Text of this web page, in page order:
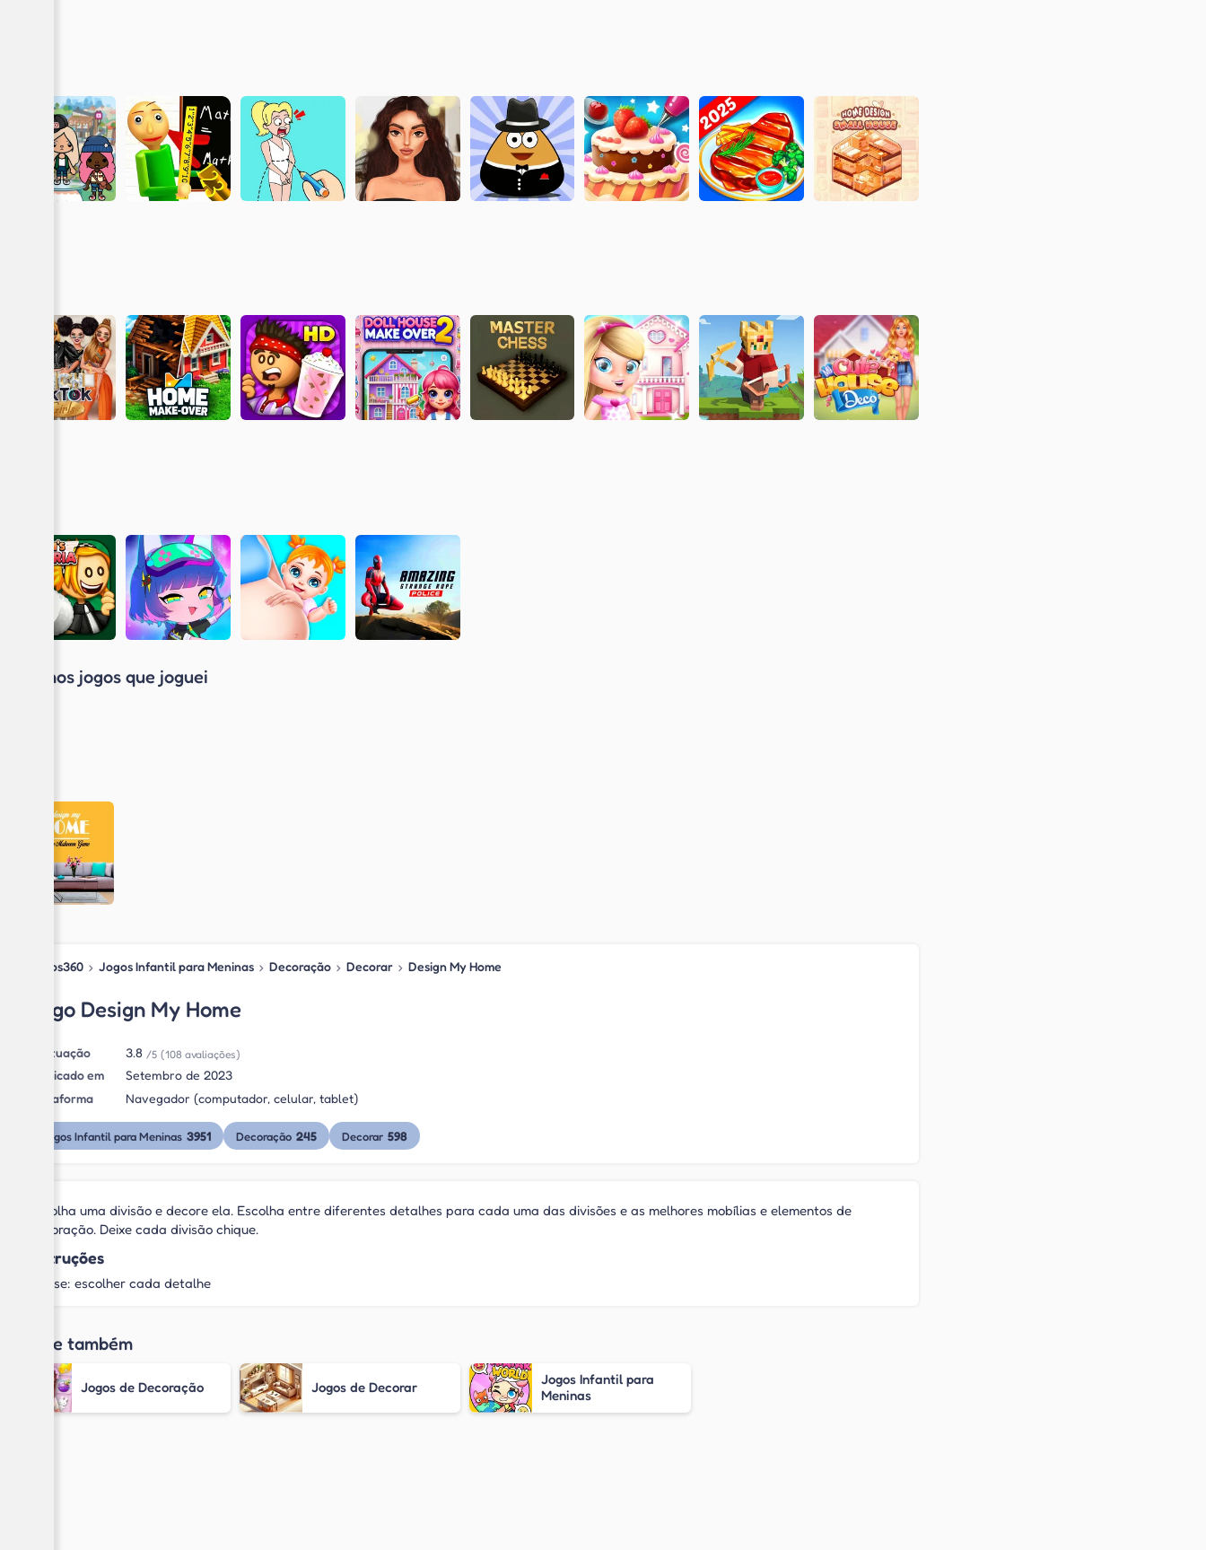
Últimos jogos que joguei
Jogos360 › Jogos Infantil para Meninas › Decoração › Decorar › Design My Home
Jogo Design My Home
Pontuação 3.8 /5 (108 avaliações)
Publicado em
Setembro de 2023
Plataforma
Navegador (computador, celular, tablet)
Jogos Infantil para Meninas 3951 Decoração 245 Decorar 598
Escolha uma divisão e decore ela. Escolha entre diferentes detalhes para cada uma das divisões e as melhores mobílias e elementos de
decoração. Deixe cada divisão chique.
Instruções
Mouse: escolher cada detalhe
Jogue também
Jogos de Decoração Jogos de Decorar
Jogos Infantil para
Meninas